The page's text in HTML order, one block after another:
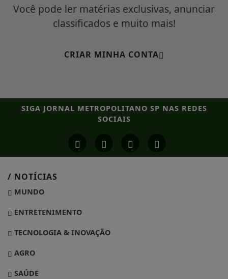
Você pode ler matérias exclusivas, anunciar
classificados e muito mais!
CRIAR MINHA CONTA
SIGA JORNAL METROPOLITANO SP NAS REDES
SOCIAIS
/ NOTÍCIAS
MUNDO
ENTRETENIMENTO
TECNOLOGIA & INOVAÇÃO
AGRO
SAÚDE